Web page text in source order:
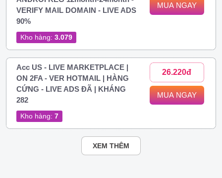
VERIFY MAIL DOMAIN - LIVE ADS
90%
Kho hàng: 3.079
MUA NGAY
Acc US - LIVE MARKETPLACE |
ON 2FA - VER HOTMAIL | HÀNG
CỨNG - LIVE ADS ĐÃ | KHÁNG
282
Kho hàng: 7
26.220đ
MUA NGAY
XEM THÊM